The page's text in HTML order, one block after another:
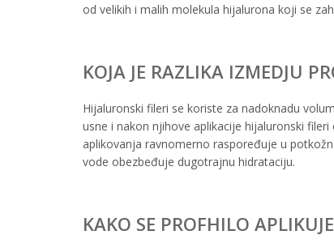
od velikih i malih molekula hijalurona koji se
KOJA JE RAZLIKA IZMEDJU
Hijaluronski fileri se koriste za nadoknadu
usne i nakon njihove aplikacije hijaluronski
aplikovanja ravnomerno raspoređuje u
vode obezbeđuje dugotrajnu hidrataciju.
KAKO SE PROFHILO